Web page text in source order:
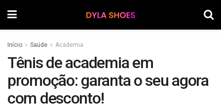
Início Saúde Academia
Tênis de academia em
promoção: garanta o seu agora
com desconto!